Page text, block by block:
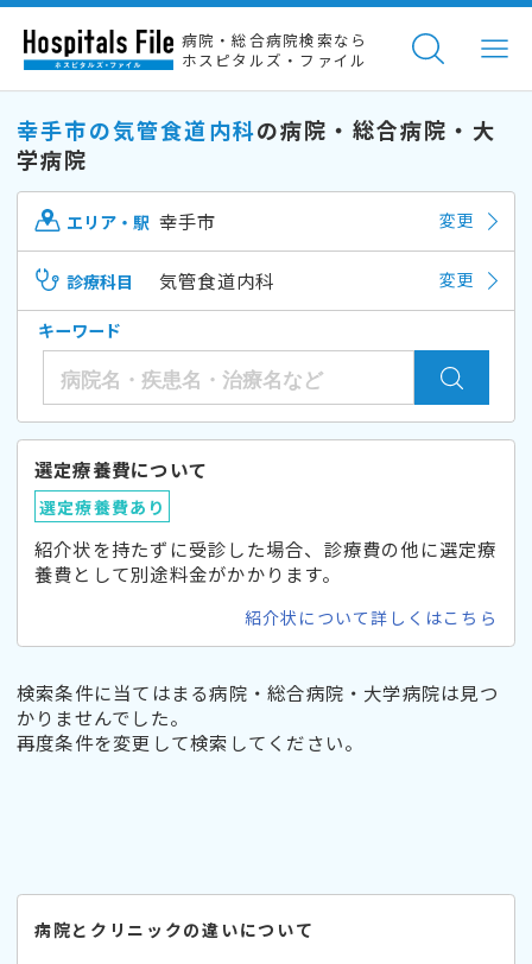
病院・総合病院検索なら
ホスピタルズ・ファイル
幸手市の気管食道内科の病院・総合病院・大
学病院
エリア・駅 幸手市 変更
診療科目 気管食道内科 変更
キーワード
選定療養費について
選定療養費あり
紹介状を持たずに受診した場合、診療費の他に選定療
養費として別途料金がかかります。
紹介状について詳しくはこちら
検索条件に当てはまる病院・総合病院・大学病院は見つ
かりませんでした。
再度条件を変更して検索してください。
病院とクリニックの違いについて